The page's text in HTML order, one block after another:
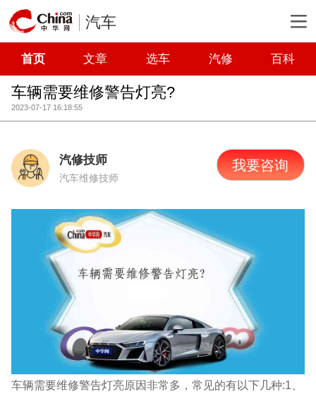
汽车
首页 文章 选车 汽修 百科
车辆需要维修警告灯亮?
2023-07-17 16:18:55
汽修技师
汽车维修技师
我要咨询
车辆需要维修警告灯亮原因非常多，常见的有以下几种:1、